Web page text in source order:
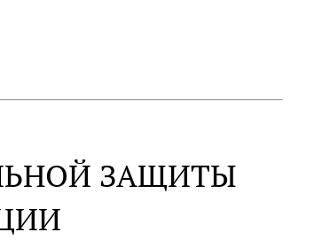
ЗАЩИТЫ